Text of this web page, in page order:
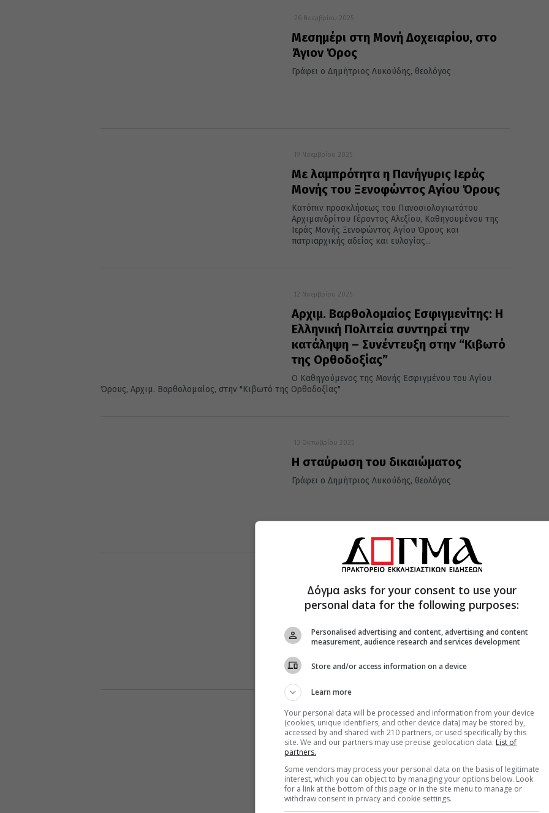
26 Νοεμβρίου 2025
Μεσημέρι στη Μονή Δοχειαρίου, στο
Άγιον Όρος
Γράφει ο Δημήτριος Λυκούδης, θεολόγος
19 Νοεμβρίου 2025
Με λαμπρότητα η Πανήγυρις Ιεράς
Μονής του Ξενοφώντος Αγίου Όρους
Κατόπιν προσκλήσεως του Πανοσιολογιωτάτου
Αρχιμανδρίτου Γέροντος Αλεξίου, Καθηγουμένου της
Ιεράς Μονής Ξενοφώντος Αγίου Όρους και
πατριαρχικής αδείας και ευλογίας...
12 Νοεμβρίου 2025
Αρχιμ. Βαρθολομαίος Εσφιγμενίτης: Η
Ελληνική Πολιτεία συντηρεί την
κατάληψη – Συνέντευξη στην “Κιβωτό
της Ορθοδοξίας”
Ο Καθηγούμενος της Μονής Εσφιγμένου του Αγίου
Όρους, Αρχιμ. Βαρθολομαίος, στην "Κιβωτό της Ορθοδοξίας"
13 Οκτωβρίου 2025
Η σταύρωση του δικαιώματος
Γράφει ο Δημήτριος Λυκούδης, θεολόγος
Και είχαν την τέχνη πολλά να λέγουν,
χωρίς να λένε τίποτε…
Γράφει ο Δημήτριος Π. Λυκούδης, Θεολόγος,
Φιλόλογος, Ιστορικός
31 Αυγούστου 2025
Αγία Ζώνη: Πώς διασώθηκε το
μοναδικό ιερό κειμήλιο της Παναγίας
Η Τίμια ή Αγία Ζώνη της Παναγίας, αποτελεί το
μοναδικό Ιερό Κειμήλιο που σχετίζεται με τον επίγειο
βίο της...
Δόγμα asks for your consent to use your
personal data for the following purposes:
Personalised advertising and content, advertising and content
measurement, audience research and services development
Store and/or access information on a device
Learn more
Your personal data will be processed and information from your device
(cookies, unique identifiers, and other device data) may be stored by,
accessed by and shared with 210 partners, or used specifically by this
site. We and our partners may use precise geolocation data. List of
partners.
Some vendors may process your personal data on the basis of legitimate
interest, which you can object to by managing your options below. Look
for a link at the bottom of this page or in the site menu to manage or
withdraw consent in privacy and cookie settings.